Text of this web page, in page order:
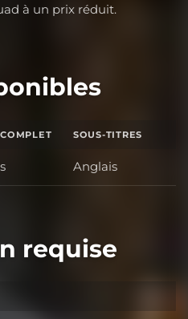
à un prix réduit.
SOUS-TITRES
Anglais
requise